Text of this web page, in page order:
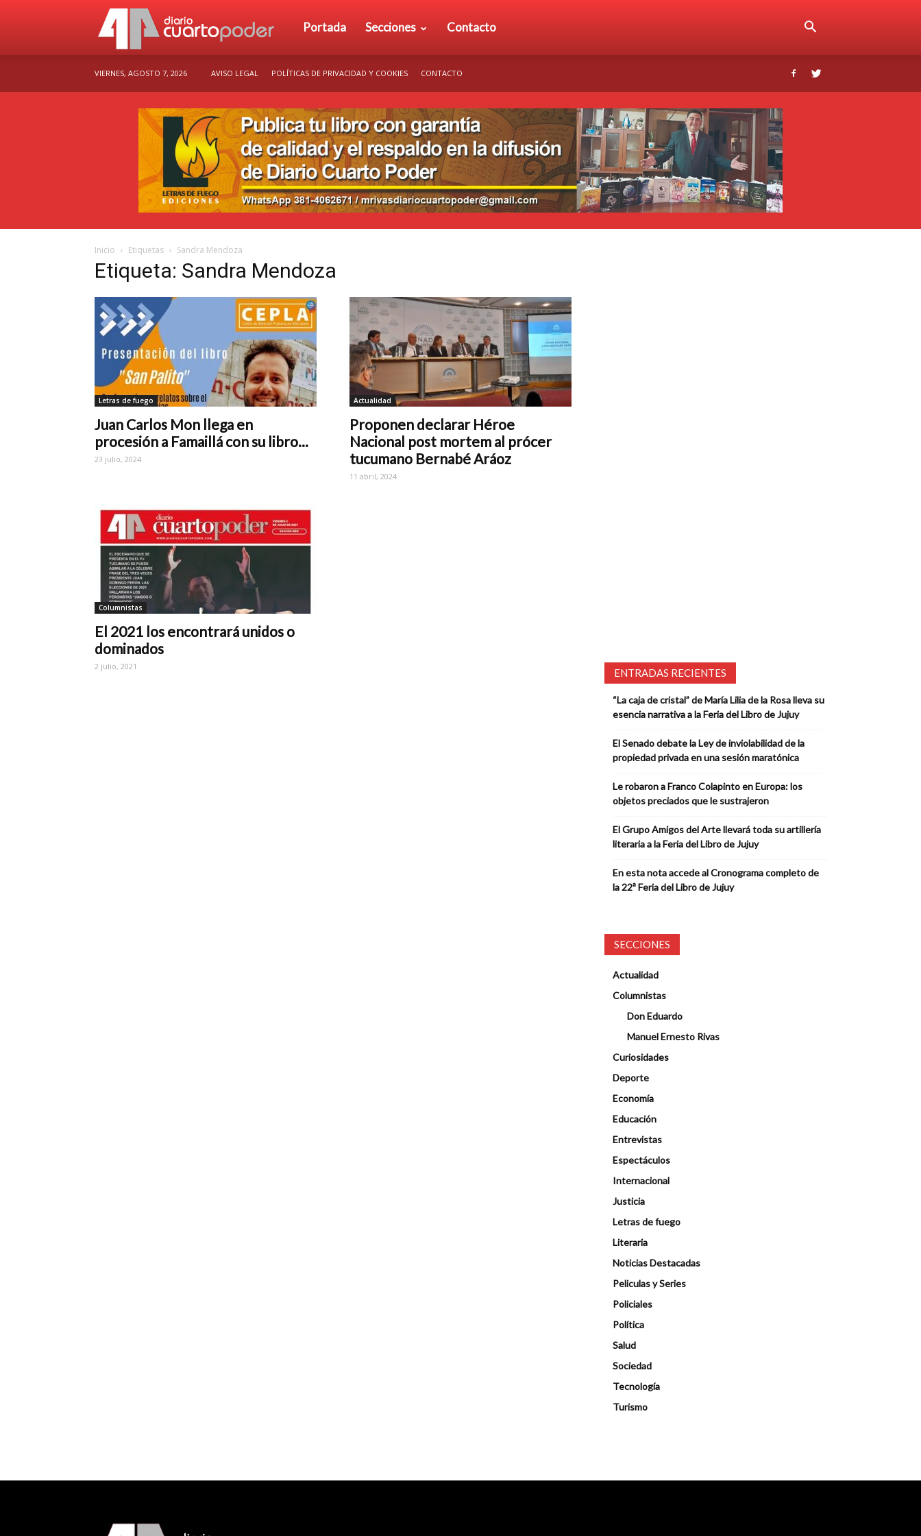
Diario
Poder
Portada Secciones Contacto
VIERNES, AGOSTO 7, 2026 AVISO LEGAL POLÍTICAS DE PRIVACIDAD Y COOKIES CONTACTO
Inicio Etiquetas Sandra Mendoza
Etiqueta: Sandra Mendoza
Letras de fuego
Juan Carlos Mon llega en
procesión a Famaillá con su libro...
23 julio, 2024
Actualidad
Proponen declarar Héroe
Nacional post mortem al prócer
tucumano Bernabé Aráoz
11 abril, 2024
Columnistas
El 2021 los encontrará unidos o
dominados
2 julio, 2021
ENTRADAS RECIENTES
“La caja de cristal” de María Lilia de la Rosa lleva su
esencia narrativa a la Feria del Libro de Jujuy
El Senado debate la Ley de inviolabilidad de la
propiedad privada en una sesión maratónica
Le robaron a Franco Colapinto en Europa: los
objetos preciados que le sustrajeron
El Grupo Amigos del Arte llevará toda su artillería
literaria a la Feria del Libro de Jujuy
En esta nota accede al Cronograma completo de
la 22ª Feria del Libro de Jujuy
SECCIONES
Actualidad
Columnistas
Don Eduardo
Manuel Ernesto Rivas
Curiosidades
Deporte
Economía
Educación
Entrevistas
Espectáculos
Internacional
Justicia
Letras de fuego
Literaria
Noticias Destacadas
Peliculas y Series
Policiales
Política
Salud
Sociedad
Tecnología
Turismo